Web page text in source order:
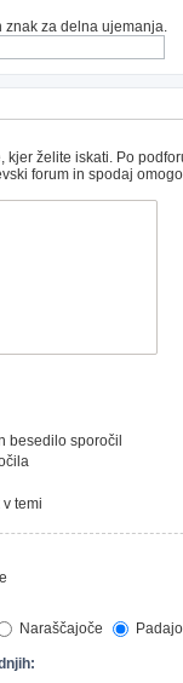
znak za delna ujemanja.
kjer želite iskati. Po
forum in spodaj
besedilo sporočil
temi
Naraščajoče